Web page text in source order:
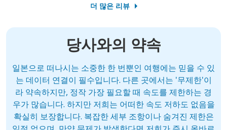
더 많은 리뷰
당사와의 약속
일본으로 떠나시는 소중한 한 번뿐인 여행에는 믿을 수 있
는 데이터 연결이 필수입니다. 다른 곳에서는 '무제한'이
라 약속하지만, 정작 가장 필요할 때 속도를 제한하는 경
우가 많습니다. 하지만 저희는 어떠한 속도 저하도 없음을
확실히 보장합니다. 복잡한 세부 조항이나 숨겨진 제한은